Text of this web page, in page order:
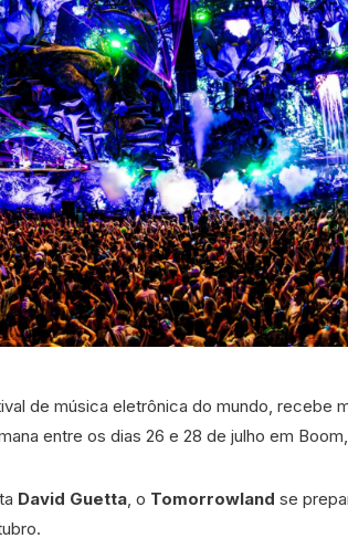
de música eletrônica do mundo, recebe
entre os dias 26 e 28 de julho em
David Guetta, o Tomorrowland se